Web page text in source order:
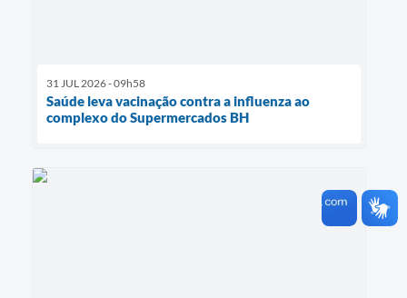
31 JUL 2026 - 09h58
Saúde leva vacinação contra a influenza ao
complexo do Supermercados BH